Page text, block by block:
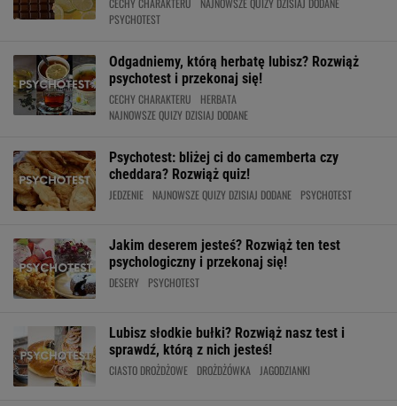
CECHY CHARAKTERU
NAJNOWSZE QUIZY DZISIAJ DODANE
PSYCHOTEST
Odgadniemy, którą herbatę lubisz? Rozwiąż
psychotest i przekonaj się!
CECHY CHARAKTERU
HERBATA
NAJNOWSZE QUIZY DZISIAJ DODANE
Psychotest: bliżej ci do camemberta czy
cheddara? Rozwiąż quiz!
JEDZENIE NAJNOWSZE QUIZY DZISIAJ DODANE PSYCHOTEST
Jakim deserem jesteś? Rozwiąż ten test
psychologiczny i przekonaj się!
DESERY PSYCHOTEST
Lubisz słodkie bułki? Rozwiąż nasz test i
sprawdź, którą z nich jesteś!
CIASTO DROŻDŻOWE DROŻDŻÓWKA JAGODZIANKI